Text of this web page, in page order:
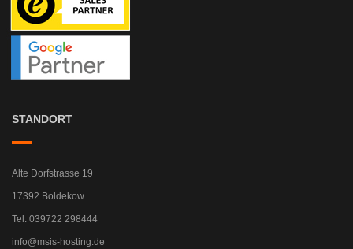
STANDORT
Alte Dorfstrasse 19
17392 Boldekow
Tel. 039722 298444
info@msis-hosting.de